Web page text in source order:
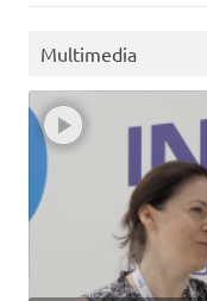
Multimedia